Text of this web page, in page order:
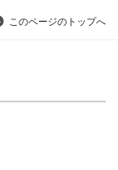
このページのトップへ